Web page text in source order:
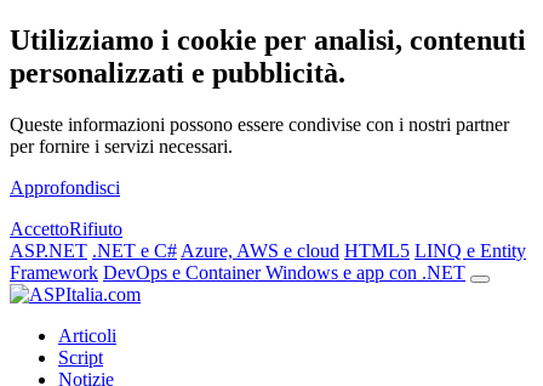
Utilizziamo i cookie per analisi, contenuti
personalizzati e pubblicità.
Queste informazioni possono essere condivise con i nostri partner
per fornire i servizi necessari.
Approfondisci
AccettoRifiuto
ASP.NET .NET e C# Azure, AWS e cloud HTML5 LINQ e Entity
Framework DevOps e ContainerWindows e app con .NET
Articoli
Script
Notizie